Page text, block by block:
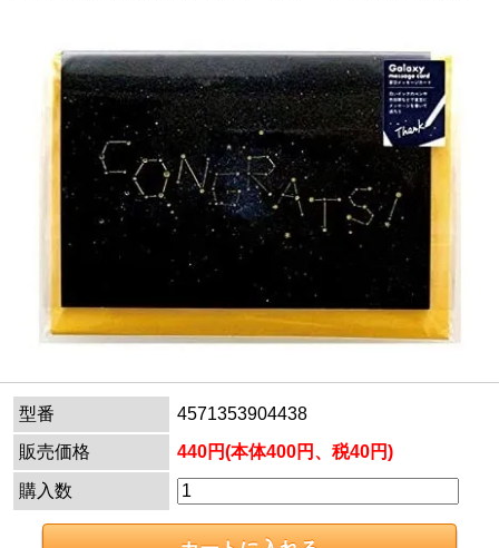
型番
4571353904438
販売価格
440円(本体400円、税40円)
購入数